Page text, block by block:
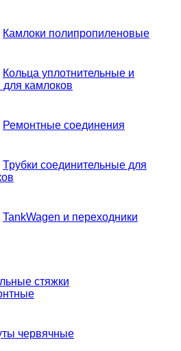
Камлоки полипропиленовые
Кольца уплотнительные и
для камлоков
Ремонтные соединения
Трубки соединительные для
TankWagen и переходники
стяжки
червячные